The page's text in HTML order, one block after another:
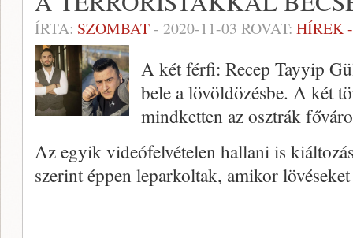
ÍRTA: SZOMBAT- 2020-11-03 ROVAT: HÍREK
A két férfi: Recep Tayyip
bele a lövöldözésbe. A két
mindketten az osztrák
Az egyik videófelvételen hallani is
szerint éppen leparkoltak, amikor